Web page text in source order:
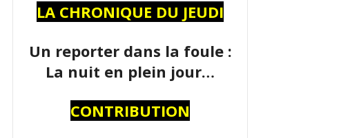
LA CHRONIQUE DU JEUDI
Un reporter dans la foule :
La nuit en plein jour…
CONTRIBUTION